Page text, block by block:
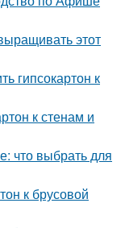
этот
гипсокартон к
к стенам и
что выбрать для
к брусовой